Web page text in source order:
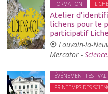
FORMATION
Atelier
lichens pour le
participatif
Louvain-la-
Mercator -
ÉVÉNEMENT-FESTIVAL
PRINTEMPS DES